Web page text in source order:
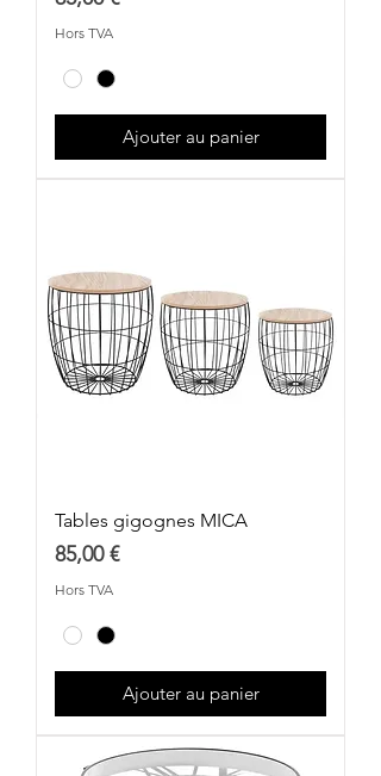
Hors TVA
Ajouter au panier
Tables gigognes MICA
Prix
85,00 €
Hors TVA
Ajouter au panier